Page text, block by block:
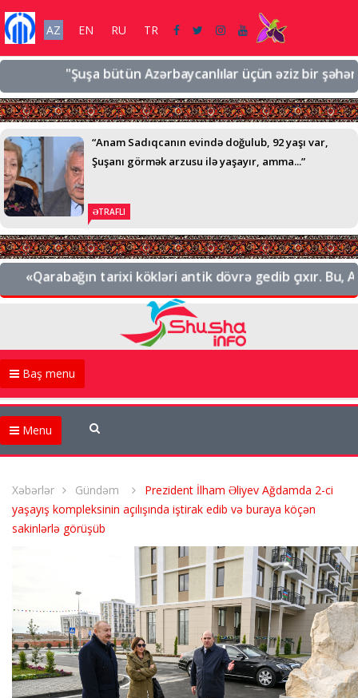
AZ EN RU TR
"Şuşa bütün Azərbaycanlılar üçün əziz bir
“Anam Sadıqcanın evində doğulub, 92 yaşı var,
Şuşanı görmək arzusu ilə yaşayır, amma...”
ƏTRAFLI
«Qarabağın tarixi kökləri antik dövrə gedib çıxır. Bu,
Baş menu
Menu
Xəbərlər Gündəm
Prezident İlham Əliyev Ağdamda 2-ci
yaşayış kompleksinin açılışında iştirak edib və buraya köçən
sakinlərlə görüşüb